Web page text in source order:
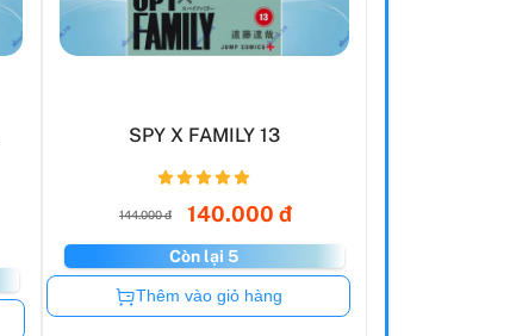
SPY X FAMILY 13
144.000 đ 140.000 đ
Còn lại 5
Còn hàng
Thêm vào giỏ hàng